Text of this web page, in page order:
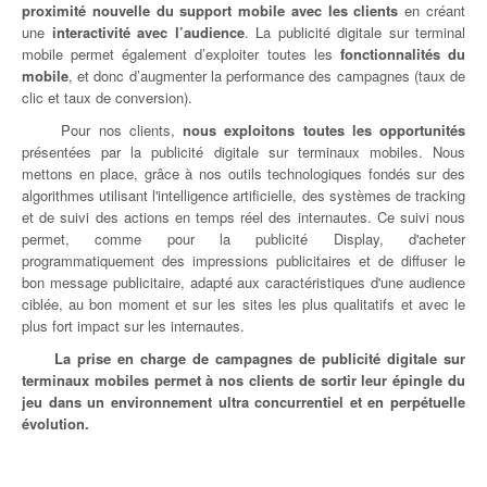
proximité nouvelle du support mobile avec les clients en créant
une interactivité avec l’audience. La publicité digitale sur terminal
mobile permet également d’exploiter toutes les fonctionnalités du
mobile, et donc d’augmenter la performance des campagnes (taux de
clic et taux de conversion).
Pour nos clients, nous exploitons toutes les opportunités
présentées par la publicité digitale sur terminaux mobiles. Nous
mettons en place, grâce à nos outils technologiques fondés sur des
algorithmes utilisant l'intelligence artificielle, des systèmes de tracking
et de suivi des actions en temps réel des internautes. Ce suivi nous
permet, comme pour la publicité Display, d'acheter
programmatiquement des impressions publicitaires et de diffuser le
bon message publicitaire, adapté aux caractéristiques d'une audience
ciblée, au bon moment et sur les sites les plus qualitatifs et avec le
plus fort impact sur les internautes.
La prise en charge de campagnes de publicité digitale sur
terminaux mobiles permet à nos clients de sortir leur épingle du
jeu dans un environnement ultra concurrentiel et en perpétuelle
évolution.